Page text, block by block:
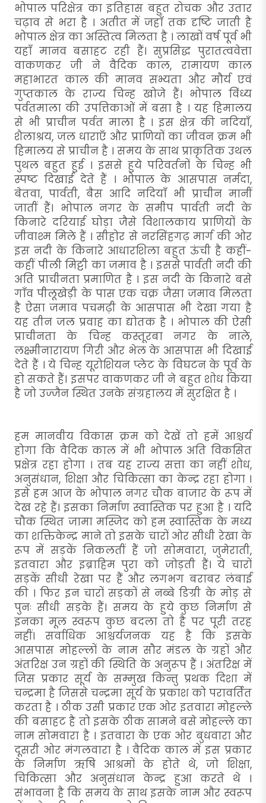
भोपाल परिक्षेत्र का इतिहास बहुत रोचक और उतार
चढ़ाव से भरा है । अतीत में जहाँ तक दृष्टि जाती है
भोपाल क्षेत्र का अस्तित्व मिलता है । लाखों वर्ष पूर्व भी
यहाँ मानव बसाहट रही हैं। सुप्रसिद्ध पुरातत्ववेत्ता
वाकणकर जी ने वैदिक काल, रामायण काल
महाभारत काल की मानव सभ्यता और मौर्य एवं
गुप्तकाल के राज्य चिन्ह खोजे हैं। भोपाल विंध्य
पर्वतमाला की उपत्तिकाओं में बसा है । यह हिमालय
से भी प्राचीन पर्वत माला है । इस क्षेत्र की नदियाँ,
शैलाश्रय, जल धाराएँ और प्राणियों का जीवन क्रम भी
हिमालय से प्राचीन है । समय के साथ प्राकृतिक उथल
पुथल बहुत हुई । इससे हुये परिवर्तनों के चिन्ह भी
स्पष्ट दिखाई देते हैं । भोपाल के आसपास नर्मदा,
बेतवा, पार्वती, बैस आदि नदियाँ भी प्राचीन मानीं
जातीं हैं। भोपाल नगर के समीप पार्वती नदी के
किनारे दरियाई घोड़ा जैसे विशालकाय प्राणियों के
जीवाश्म मिले हैं । सीहोर से नरसिंहगढ़ मार्ग की ओर
इस नदी के किनारे आधारशिला बहुत ऊंची है कहीं-
कहीं पीली मिट्टी का जमाव है । इससे पार्वती नदी की
अति प्राचीनता प्रमाणित है । इस नदी के किनारे बसे
गाँव पीलूखेड़ी के पास एक चक्र जैसा जमाव मिलता
है ऐसा जमाव पचमढ़ी के आसपास भी देखा गया है
यह तीन जल प्रवाह का द्योतक है । भोपाल की ऐसी
प्राचीनता के चिन्ह कस्तूरबा नगर के नाले,
लक्ष्मीनारायण गिरी और भेल के आसपास भी दिखाई
देते हैं । ये चिन्ह यूरोशियन प्लेट के विघटन के पूर्व के
हो सकते हैं। इसपर वाकणकर जी ने बहुत शोध किया
है जो उज्जैन स्थित उनके संग्रहालय में सुरक्षित है ।
हम मानवीय विकास क्रम को देखें तो हमें आश्चर्य
होगा कि वैदिक काल में भी भोपाल अति विकसित
प्रक्षेत्र रहा होगा । तब यह राज्य सत्ता का नहीं शोध,
अनुसंधान, शिक्षा और चिकित्सा का केन्द्र रहा होगा ।
इसे हम आज के भोपाल नगर चौक बाजार के रूप में
देख रहे हैं। इसका निर्माण स्वास्तिक पर हुआ है । यदि
चौक स्थित जामा मस्जिद को हम स्वास्तिक के मध्य
का शक्तिकेन्द्र माने तो इसके चारों ओर सीधी रेखा के
रूप में सड़कें निकलतीं हैं जो सोमवारा, जुमेराती,
इतवारा और इब्राहिम पुरा को जोड़ती हैं। ये चारों
सड़कें सीधी रेखा पर हैं और लगभग बराबर लंबाई
की । फिर इन चारों सड़कों से नब्बे डिग्री के मोड़ से
पुनः सीधी सड़के हैं। समय के हुये कुछ निर्माण से
इनका मूल स्वरूप कुछ बदला तो है पर पूरी तरह
नहीं। सर्वाधिक आश्चर्यजनक यह है कि इसके
आसपास मोहल्लों के नाम सौर मंडल के ग्रहों और
अंतरिक्ष उन ग्रहों की स्थिति के अनुरूप हैं । अंतरिक्ष में
जिस प्रकार सूर्य के सम्मुख किन्तु प्रथक दिशा में
चन्द्रमा है जिससे चन्द्रमा सूर्य के प्रकाश को परावर्तित
करता है । ठीक उसी प्रकार एक ओर इतवारा मोहल्ले
की बसाहट है तो इसके ठीक सामने बसे मोहल्ले का
नाम सोमवारा है । इतवारा के एक ओर बुधवारा और
दूसरी ओर मंगलवारा है । वैदिक काल में इस प्रकार
के निर्माण ऋषि आश्रमों के होते थे, जो शिक्षा,
चिकित्सा और अनुसंधान केन्द्र हुआ करते थे ।
संभावना है कि समय के साथ इसके नाम और स्वरूप